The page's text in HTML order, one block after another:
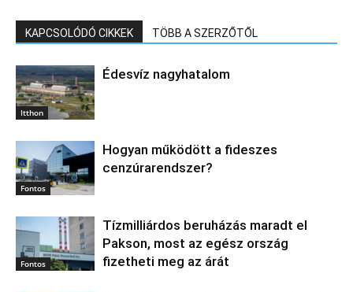
KAPCSOLÓDÓ CIKKEK TÖBB A SZERZŐTŐL
Itthon
Édesvíz nagyhatalom
Fontos
Hogyan működött a fideszes
cenzúrarendszer?
Fontos
Tízmilliárdos beruházás maradt el
Pakson, most az egész ország
fizetheti meg az árát